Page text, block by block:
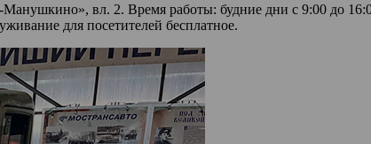
вл. 2. Время работы: будние дни с 9:00 до
для посетителей бесплатное.